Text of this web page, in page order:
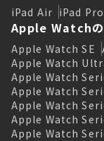
iPad Air iPad Pro
Apple Watchの
Apple Watch SE
Apple Watch
Apple Watch
Apple Watch
Apple Watch
Apple Watch
Apple Watch